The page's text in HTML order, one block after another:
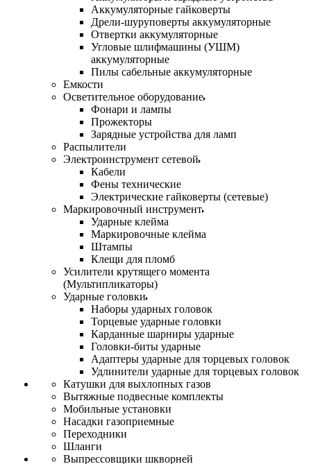
Аккумуляторные гайковерты
Дрели-шуруповерты аккумуляторные
Отвертки аккумуляторные
Угловые шлифмашины (УШМ)
аккумуляторные
Пилы сабельные аккумуляторные
Емкости
Осветительное оборудование
Фонари и лампы
Прожекторы
Зарядные устройства для ламп
Распылители
Электроинструмент сетевой
Кабели
Фены технические
Электрические гайковерты (сетевые)
Маркировочный инструмент
Ударные клейма
Маркировочные клейма
Штампы
Клещи для пломб
Усилители крутящего момента
(Мультипликаторы)
Ударные головки
Наборы ударных головок
Торцевые ударные головки
Карданные шарниры ударные
Головки-биты ударные
Адаптеры ударные для торцевых головок
Удлинители ударные для торцевых головок
Катушки для выхлопных газов
Вытяжные подвесные комплекты
Мобильные установки
Насадки газоприемные
Переходники
Шланги
Выпрессовщики шкворней